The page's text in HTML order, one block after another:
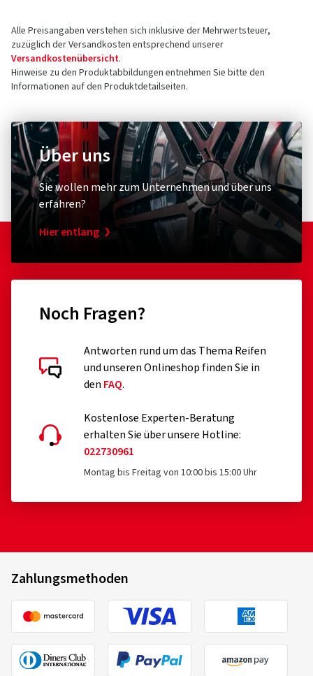
Alle Preisangaben verstehen sich inklusive der Mehrwertsteuer,
zuzüglich der Versandkosten entsprechend unserer
Versandkostenübersicht.
Hinweise zu den Produktabbildungen entnehmen Sie bitte den
Informationen auf den Produktdetailseiten.
Über uns
Sie wollen mehr zum Unternehmen und über uns
erfahren?
Hier entlang
Noch Fragen?
Antworten rund um das Thema Reifen
und unseren Onlineshop finden Sie in
den FAQ.
Kostenlose Experten-Beratung
erhalten Sie über unsere Hotline:
022730961
Montag bis Freitag von 10:00 bis 15:00 Uhr
Zahlungsmethoden